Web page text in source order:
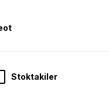
Stoktakiler